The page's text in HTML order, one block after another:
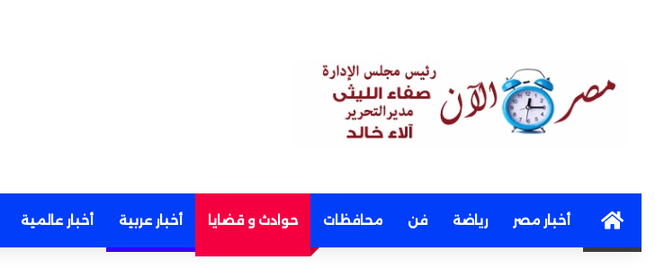
Homeأخبار مصر رياضة فن محافظات حوادث و قضايا أخبار عربية أخبار عالمية